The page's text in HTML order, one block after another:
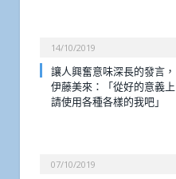
14/10/2019
讓人興奮意味深長的發言，
伊藤美來：「從好的意義上
請使用各種各樣的我吧」
07/10/2019